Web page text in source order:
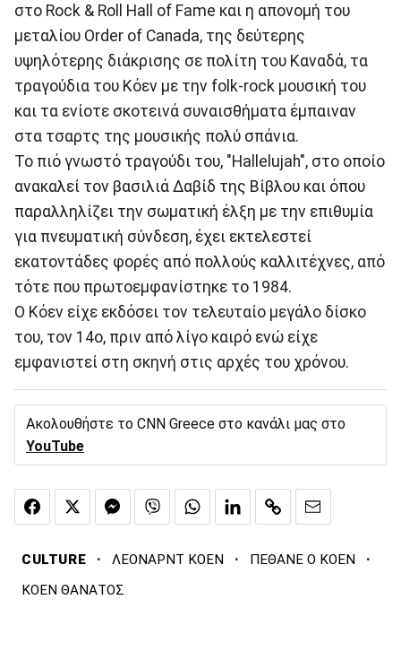
στο Rock & Roll Hall of Fame και η απονομή του
μεταλίου Order of Canada, της δεύτερης
υψηλότερης διάκρισης σε πολίτη του Καναδά, τα
τραγούδια του Κόεν με την folk-rock μουσική του
και τα ενίοτε σκοτεινά συναισθήματα έμπαιναν
στα τσαρτς της μουσικής πολύ σπάνια.
Το πιό γνωστό τραγούδι του, "Hallelujah", στο οποίο
ανακαλεί τον βασιλιά Δαβίδ της Βίβλου και όπου
παραλληλίζει την σωματική έλξη με την επιθυμία
για πνευματική σύνδεση, έχει εκτελεστεί
εκατοντάδες φορές από πολλούς καλλιτέχνες, από
τότε που πρωτοεμφανίστηκε το 1984.
Ο Κόεν είχε εκδόσει τον τελευταίο μεγάλο δίσκο
του, τον 14ο, πριν από λίγο καιρό ενώ είχε
εμφανιστεί στη σκηνή στις αρχές του χρόνου.
Ακολουθήστε το CNN Greece στο κανάλι μας στο
YouTube
CULTURE · ΛΕΟΝΑΡΝΤ ΚΟΕΝ · ΠΕΘΑΝΕ Ο ΚΟΕΝ ·
ΚΟΕΝ ΘΑΝΑΤΟΣ